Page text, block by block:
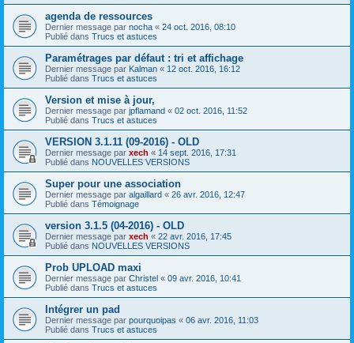
agenda de ressources
Dernier message par nocha « 24 oct. 2016, 08:10
Publié dans Trucs et astuces
Paramétrages par défaut : tri et affichage
Dernier message par Kalman « 12 oct. 2016, 16:12
Publié dans Trucs et astuces
Version et mise à jour,
Dernier message par jpflamand « 02 oct. 2016, 11:52
Publié dans Trucs et astuces
VERSION 3.1.11 (09-2016) - OLD
Dernier message par xech « 14 sept. 2016, 17:31
Publié dans NOUVELLES VERSIONS
Super pour une association
Dernier message par algaillard « 26 avr. 2016, 12:47
Publié dans Témoignage
version 3.1.5 (04-2016) - OLD
Dernier message par xech « 22 avr. 2016, 17:45
Publié dans NOUVELLES VERSIONS
Prob UPLOAD maxi
Dernier message par Christel « 09 avr. 2016, 10:41
Publié dans Trucs et astuces
Intégrer un pad
Dernier message par pourquoipas « 06 avr. 2016, 11:03
Publié dans Trucs et astuces